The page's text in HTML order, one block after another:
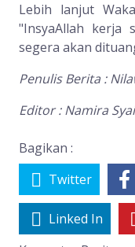
Lebih lanjut
"InsyaAllah kerja
segera akan
Penulis Berita :
Editor : Namira
Bagikan :
Twitter
Linked In